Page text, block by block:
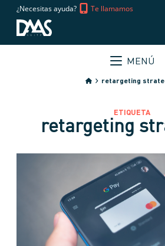
¿Necesitas ayuda? Te llamamos
MENÚ
retargeting
ETIQUETA
retargeting